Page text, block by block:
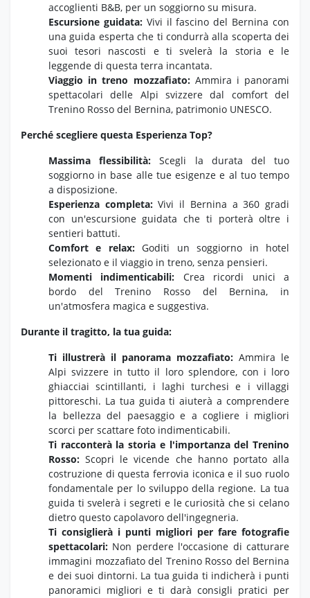
accoglienti B&B, per un soggiorno su misura.
Escursione guidata:Vivi il fascino del Bernina con
una guida esperta che ti condurrà alla scoperta dei
suoi tesori nascosti e ti svelerà la storia e le
leggende di questa terra incantata.
Viaggio in treno mozzafiato:Ammira i panorami
spettacolari delle Alpi svizzere dal comfort del
Trenino Rosso del Bernina, patrimonio UNESCO.
Perché scegliere questa Esperienza Top?
Massima flessibilità: Scegli la durata del tuo
soggiorno in base alle tue esigenze e al tuo tempo
a disposizione.
Esperienza completa:Vivi il Bernina a 360 gradi
con un'escursione guidata che ti porterà oltre i
sentieri battuti.
Comfort e relax:Goditi un soggiorno in hotel
selezionato e il viaggio in treno, senza pensieri.
Momenti indimenticabili: Crea ricordi unici a
bordo del Trenino Rosso del Bernina, in
un'atmosfera magica e suggestiva.
Durante il tragitto, la tua guida:
Ti illustrerà il panorama mozzafiato: Ammira le
Alpi svizzere in tutto il loro splendore,con i loro
ghiacciai scintillanti, i laghi turchesi e i villaggi
pittoreschi. La tua guida ti aiuterà a comprendere
la bellezza del paesaggio e a cogliere i migliori
scorci per scattare foto indimenticabili.
Ti racconterà la storia e l'importanza del Trenino
Rosso: Scopri le vicende che hanno portato alla
costruzione di questa ferrovia iconica e il suo ruolo
fondamentale per lo sviluppo della regione. La tua
guida ti svelerà i segreti e le curiosità che si celano
dietro questo capolavoro dell'ingegneria.
Ti consiglierà i punti migliori per fare fotografie
spettacolari: Non perdere l'occasione di catturare
immagini mozzafiato del Trenino Rosso del Bernina
e dei suoi dintorni. La tua guida ti indicherà i punti
panoramici migliori e ti darà consigli pratici per